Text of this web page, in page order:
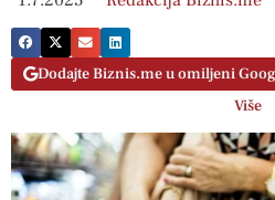
Dodajte Biznis.me u omiljeni
Više